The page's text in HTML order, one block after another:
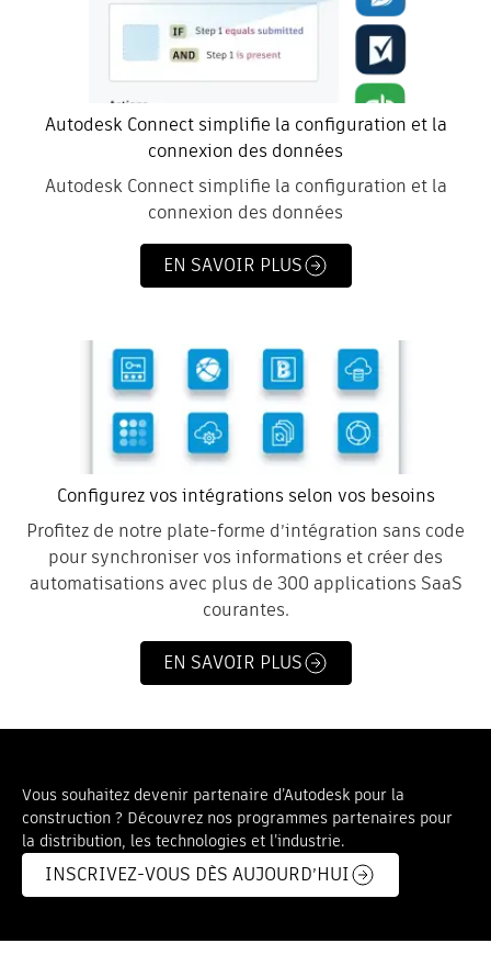
Autodesk Connect simplifie la configuration et la
connexion des données
Autodesk Connect simplifie la configuration et la
connexion des données
EN SAVOIR PLUS
Configurez vos intégrations selon vos besoins
Profitez de notre plate-forme d’intégration sans code
pour synchroniser vos informations et créer des
automatisations avec plus de 300 applications SaaS
courantes.
EN SAVOIR PLUS
Vous souhaitez devenir partenaire d’Autodesk pour la
construction ? Découvrez nos programmes partenaires pour
la distribution, les technologies et l’industrie.
INSCRIVEZ-VOUS DÈS AUJOURD’HUI